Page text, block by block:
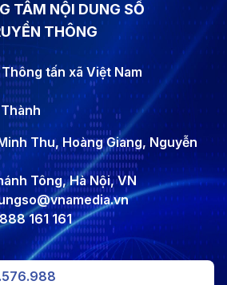
TÂM NỘI DUNG SỐ
THÔNG
tấn xã Việt Nam
Thu, Hoàng Giang, Nguyễn
Tông, Hà Nội, VN
161 161